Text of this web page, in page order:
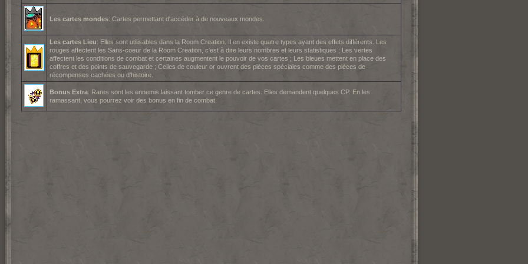
Les cartes mondes: Cartes permettant d'accéder à de nouveaux mondes.
Les cartes Lieu: Elles sont utilisables dans la Room Creation. Il en existe quatre types ayant des effets différents. Les
rouges affectent les Sans-coeur de la Room Creation, c'est à dire leurs nombres et leurs statistiques ; Les vertes
affectent les conditions de combat et certaines augmentent le pouvoir de vos cartes ; Les bleues mettent en place des
coffres et des points de sauvegarde ; Celles de couleur or ouvrent des pièces spéciales comme des pièces de
récompenses cachées ou d'histoire.
Bonus Extra: Rares sont les ennemis laissant tomber ce genre de cartes. Elles demandent quelques CP. En les
ramassant, vous pourrez voir des bonus en fin de combat.